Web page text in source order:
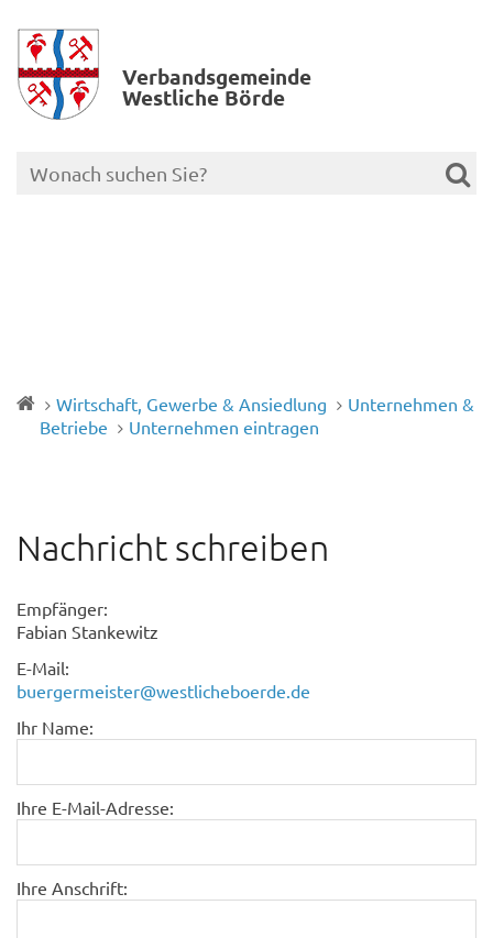
Verbands­gemeinde
Westliche Börde
Wirtschaft, Gewerbe & Ansiedlung
Unternehmen &
Betriebe
Unternehmen eintragen
Nachricht schreiben
Empfänger:
Fabian Stankewitz
E-Mail:
buergermeister@westlicheboerde.de
Ihr Name:
Ihre E-Mail-Adresse:
Ihre Anschrift: